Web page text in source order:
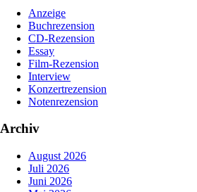
Anzeige
Buchrezension
CD-Rezension
Essay
Film-Rezension
Interview
Konzertrezension
Notenrezension
Archiv
August 2026
Juli 2026
Juni 2026